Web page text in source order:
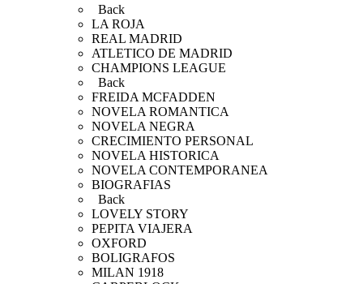
Back
LA ROJA
REAL MADRID
ATLETICO DE MADRID
CHAMPIONS LEAGUE
Back
FREIDA MCFADDEN
NOVELA ROMANTICA
NOVELA NEGRA
CRECIMIENTO PERSONAL
NOVELA HISTORICA
NOVELA CONTEMPORANEA
BIOGRAFIAS
Back
LOVELY STORY
PEPITA VIAJERA
OXFORD
BOLIGRAFOS
MILAN 1918